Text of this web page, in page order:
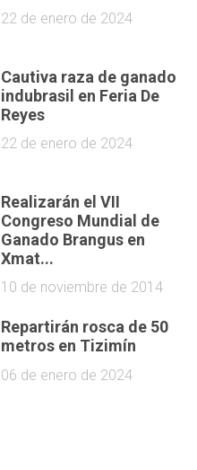
22 de enero de 2024
Cautiva raza de ganado
indubrasil en Feria De
Reyes
22 de enero de 2024
Realizarán el VII
Congreso Mundial de
Ganado Brangus en
Xmat...
10 de noviembre de 2014
Repartirán rosca de 50
metros en Tizimín
06 de enero de 2024